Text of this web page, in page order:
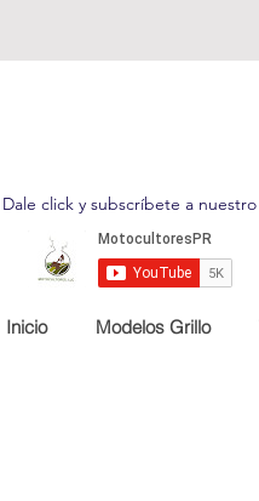
Dale click y subscríbete a
Inicio Modelos Grillo